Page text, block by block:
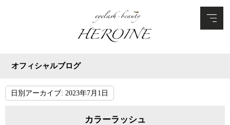
オフィシャルブログ
日別アーカイブ: 2023年7月1日
カラーラッシュ